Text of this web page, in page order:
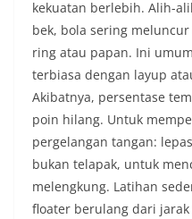
kekuatan berlebih. Alih-
bek, bola sering
ring atau papan. Ini
terbiasa dengan layup
Akibatnya, persentase
poin hilang. Untuk
pergelangan tangan:
bukan telapak, untuk
melengkung. Latihan
floater berulang dari jarak